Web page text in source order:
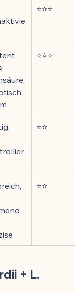
⭐⭐⭐
⭐⭐⭐
⭐⭐
⭐⭐
+ L.